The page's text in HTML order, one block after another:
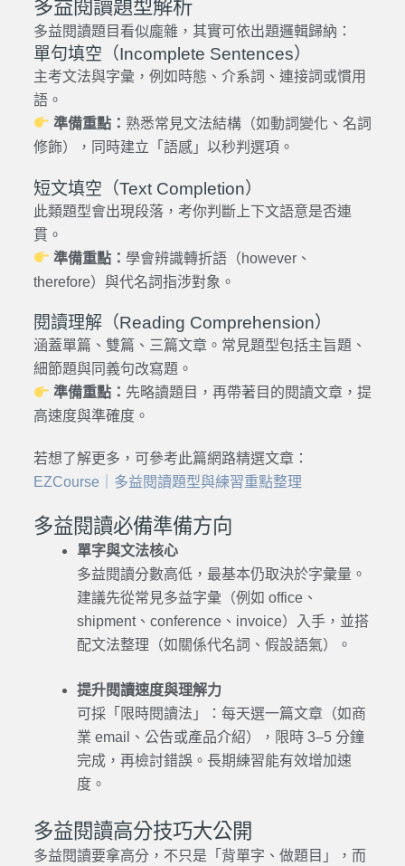
多益閱讀題型解析
多益閱讀題目看似龐雜，其實可依出題邏輯歸納：
單句填空（Incomplete Sentences）
主考文法與字彙，例如時態、介系詞、連接詞或慣用
語。
準備重點： 熟悉常見文法結構（如動詞變化、名詞
修飾），同時建立「語感」以秒判選項。
短文填空（Text Completion）
此類題型會出現段落，考你判斷上下文語意是否連
貫。
準備重點：學會辨識轉折語（however、
therefore）與代名詞指涉對象。
閱讀理解（Reading Comprehension）
涵蓋單篇、雙篇、三篇文章。常見題型包括主旨題、
細節題與同義句改寫題。
準備重點： 先略讀題目，再帶著目的閱讀文章，提
高速度與準確度。
若想了解更多，可參考此篇網路精選文章：
EZCourse｜多益閱讀題型與練習重點整理
多益閱讀必備準備方向
單字與文法核心
多益閱讀分數高低，最基本仍取決於字彙量。
建議先從常見多益字彙（例如 office、
shipment、conference、invoice）入手，並搭
配文法整理（如關係代名詞、假設語氣）。
提升閱讀速度與理解力
可採「限時閱讀法」：每天選一篇文章（如商
業 email、公告或產品介紹），限時 3–5 分鐘
完成，再檢討錯誤。長期練習能有效增加速
度。
多益閱讀高分技巧大公開
多益閱讀要拿高分，不只是「背單字、做題目」，而